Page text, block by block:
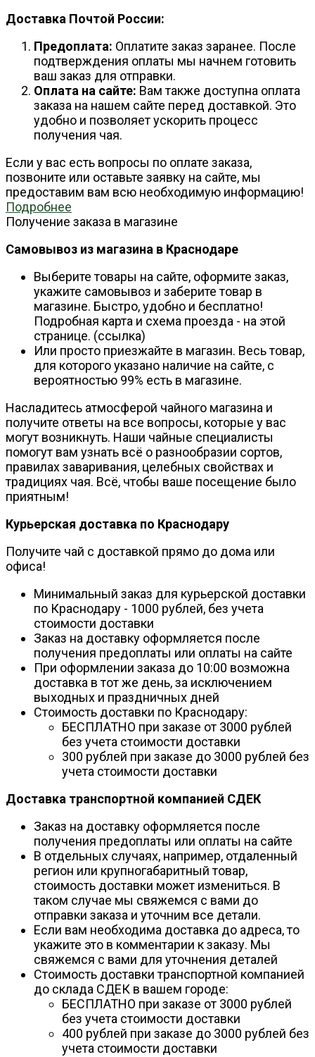
Доставка Почтой России:
Предоплата: Оплатите заказ заранее. После
подтверждения оплаты мы начнем готовить
ваш заказ для отправки.
Оплата на сайте: Вам также доступна оплата
заказа на нашем сайте перед доставкой. Это
удобно и позволяет ускорить процесс
получения чая.
Если у вас есть вопросы по оплате заказа,
позвоните или оставьте заявку на сайте, мы
предоставим вам всю необходимую информацию!
Подробнее
Получение заказа в магазине
Самовывоз из магазина в Краснодаре
Выберите товары на сайте, оформите заказ,
укажите самовывоз и заберите товар в
магазине. Быстро, удобно и бесплатно!
Подробная карта и схема проезда - на этой
странице. (ссылка)
Или просто приезжайте в магазин. Весь товар,
для которого указано наличие на сайте, с
вероятностью 99% есть в магазине.
Насладитесь атмосферой чайного магазина и
получите ответы на все вопросы, которые у вас
могут возникнуть. Наши чайные специалисты
помогут вам узнать всё о разнообразии сортов,
правилах заваривания, целебных свойствах и
традициях чая. Всё, чтобы ваше посещение было
приятным!
Курьерская доставка по Краснодару
Получите чай с доставкой прямо до дома или
офиса!
Минимальный заказ для курьерской доставки
по Краснодару - 1000 рублей, без учета
стоимости доставки
Заказ на доставку оформляется после
получения предоплаты или оплаты на сайте
При оформлении заказа до 10:00 возможна
доставка в тот же день, за исключением
выходных и праздничных дней
Стоимость доставки по Краснодару:
БЕСПЛАТНО при заказе от 3000 рублей
без учета стоимости доставки
300 рублей при заказе до 3000 рублей без
учета стоимости доставки
Доставка транспортной компанией СДЕК
Заказ на доставку оформляется после
получения предоплаты или оплаты на сайте
В отдельных случаях, например, отдаленный
регион или крупногабаритный товар,
стоимость доставки может измениться. В
таком случае мы свяжемся с вами до
отправки заказа и уточним все детали.
Если вам необходима доставка до адреса, то
укажите это в комментарии к заказу. Мы
свяжемся с вами для уточнения деталей
Стоимость доставки транспортной компанией
до склада СДЕК в вашем городе:
БЕСПЛАТНО при заказе от 3000 рублей
без учета стоимости доставки
400 рублей при заказе до 3000 рублей без
учета стоимости доставки